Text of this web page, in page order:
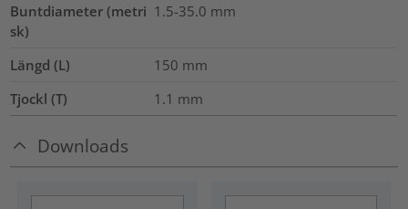
Buntdiameter (metri
sk)
1.5-35.0 mm
Längd (L) 150 mm
Tjockl (T)
1.1 mm
Downloads